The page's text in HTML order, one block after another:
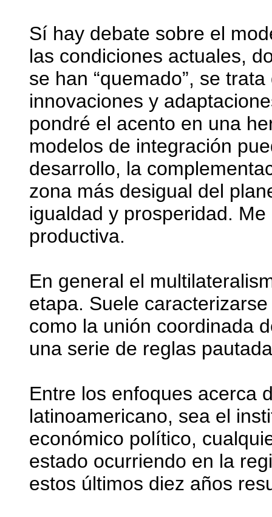
Sí hay debate sobre el
las condiciones actuales,
se han “quemado”, se
innovaciones y
pondré el acento en una
modelos de integración
desarrollo, la
zona más desigual del
igualdad y prosperidad.
productiva.
En general el
etapa. Suele
como la unión coordinada
una serie de reglas
Entre los enfoques acerca
latinoamericano, sea el
económico político,
estado ocurriendo en la
estos últimos diez años